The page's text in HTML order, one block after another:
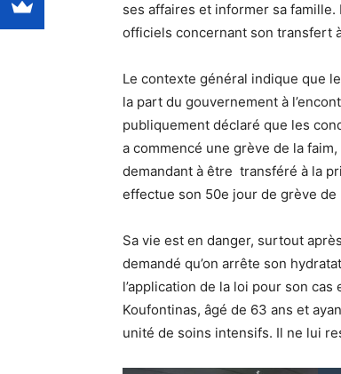
ses affaires et informer sa
officiels concernant son transfert
Le contexte général indique que
la part du gouvernement à
publiquement déclaré que les
a commencé une grève de la
demandant à être transféré à la
effectue son 50e jour de grève de
Sa vie est en danger, surtout
demandé qu’on arrête son
l’application de la loi pour son
Koufontinas, âgé de 63 ans et
unité de soins intensifs. Il ne lui